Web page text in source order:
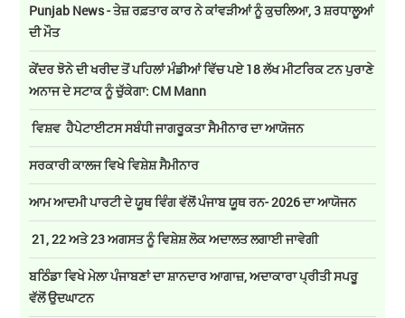
Punjab News - ਤੇਜ਼ ਰਫ਼ਤਾਰ ਕਾਰ ਨੇ ਕਾਂਵੜੀਆਂ ਨੂੰ ਕੁਚਲਿਆ, 3 ਸ਼ਰਧਾਲੂਆਂ
ਦੀ ਮੌਤ
ਕੇਂਦਰ ਝੋਨੇ ਦੀ ਖਰੀਦ ਤੋਂ ਪਹਿਲਾਂ ਮੰਡੀਆਂ ਵਿੱਚ ਪਏ 18 ਲੱਖ ਮੀਟਰਿਕ ਟਨ ਪੁਰਾਣੇ
ਅਨਾਜ ਦੇ ਸਟਾਕ ਨੂੰ ਚੁੱਕੇਗਾ: CM Mann
ਵਿਸ਼ਵ ਹੈਪੇਟਾਈਟਸ ਸਬੰਧੀ ਜਾਗਰੂਕਤਾ ਸੈਮੀਨਾਰ ਦਾ ਆਯੋਜਨ
ਸਰਕਾਰੀ ਕਾਲਜ ਵਿਖੇ ਵਿਸ਼ੇਸ਼ ਸੈਮੀਨਾਰ
ਆਮ ਆਦਮੀ ਪਾਰਟੀ ਦੇ ਯੂਥ ਵਿੰਗ ਵੱਲੋਂ ਪੰਜਾਬ ਯੂਥ ਰਨ- 2026 ਦਾ ਆਯੋਜਨ
21, 22 ਅਤੇ 23 ਅਗਸਤ ਨੂੰ ਵਿਸ਼ੇਸ਼ ਲੋਕ ਅਦਾਲਤ ਲਗਾਈ ਜਾਵੇਗੀ
ਬਠਿੰਡਾ ਵਿਖੇ ਮੇਲਾ ਪੰਜਾਬਣਾਂ ਦਾ ਸ਼ਾਨਦਾਰ ਆਗਾਜ਼, ਅਦਾਕਾਰਾ ਪ੍ਰੀਤੀ ਸਪਰੂ
ਵੱਲੋਂ ਉਦਘਾਟਨ